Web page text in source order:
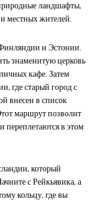
ландшафты,
местных жителей.
и Эстонии.
знаменитую церковь
кафе. Затем
где старый город с
внесен в список
маршрут позволит
переплетаются в этом
который
с Рейкьявика, а
кольцу, где вы